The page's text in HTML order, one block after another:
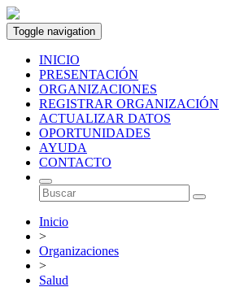
Toggle navigation
INICIO
PRESENTACIÓN
ORGANIZACIONES
REGISTRAR ORGANIZACIÓN
ACTUALIZAR DATOS
OPORTUNIDADES
AYUDA
CONTACTO
Inicio
>
Organizaciones
>
Salud